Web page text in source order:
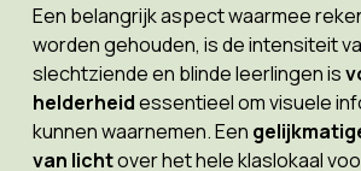
Een belangrijk aspect waarmee
worden gehouden, is de intensiteit
slechtziende en blinde leerlingen is
helderheidessentieel om visuele
kunnen waarnemen. Een
van lichtover het hele klaslokaal